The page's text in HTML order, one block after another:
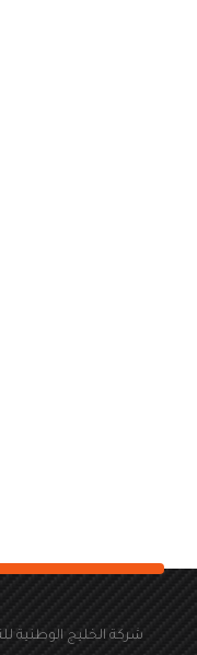
شركة الخليج الوطنية